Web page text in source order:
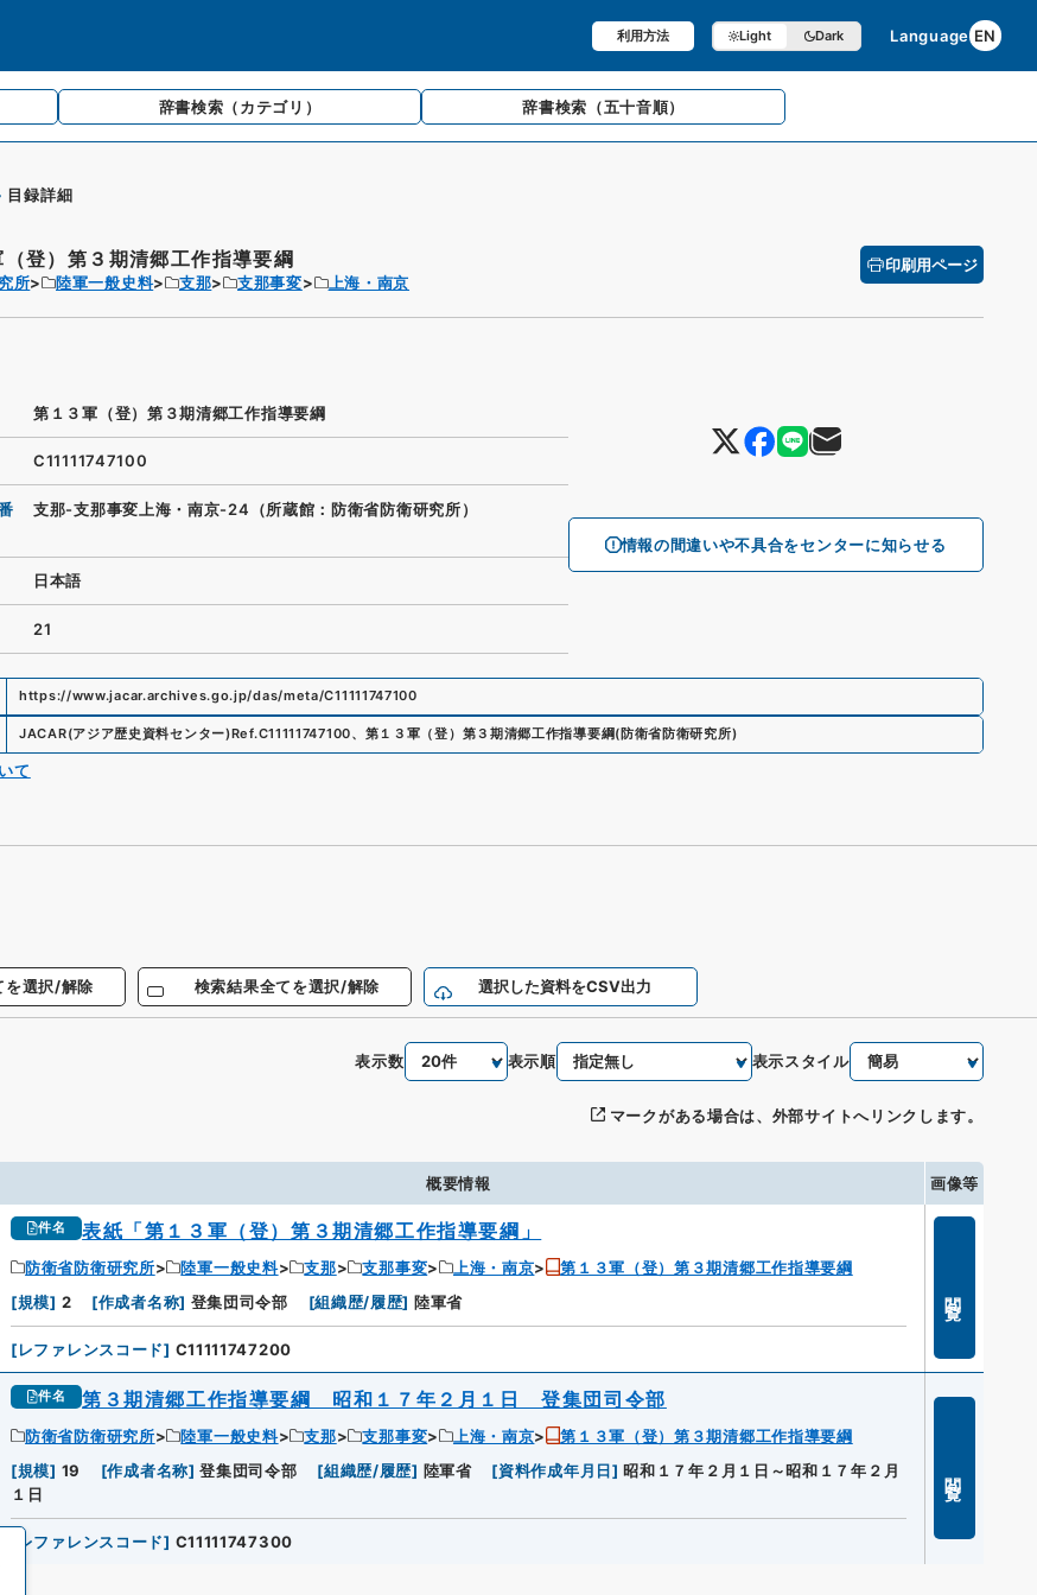
利用方法 Light Dark Language EN
辞書検索 （カテゴリ） 辞書検索 （五十音順）
目録詳細
登）第３期清郷工作指導要綱
所 陸軍一般史料 支那 支那事変 上海・南京
印刷用ページ
情報の間違いや不具合をセンターに知らせる
第１３軍（登）第３期清郷工作指導要綱
C11111747100
支那-支那事変上海・南京-24（所蔵館：防衛省防衛研究所）
日本語
21
https://www.jacar.archives.go.jp/das/meta/C11111747100
JACAR(アジア歴史資料センター)Ref.C11111747100、 第１３軍（登）第３期清郷工作指導要綱( 防衛省防衛研究所)
て
を選択/解除 検索結果全てを選択/解除 選択した資料をCSV出力
表示数 表示順 表示スタイル
マークがある場合は、外部サイトへリンクします。
概要情報 画像等
件名 表紙「第１３軍（登）第３期清郷工作指導要綱」
防衛省防衛研究所 陸軍一般史料 支那 支那事変 上海・南京
第１３軍（登）第３期清郷工作指導要綱
[規模] 2 [作成者名称] 登集団司令部 [組織歴/履歴] 陸軍省
[レファレンスコード] C11111747200
件名 第３期清郷工作指導要綱 昭和１７年２月１日 登集団司令部
防衛省防衛研究所 陸軍一般史料 支那 支那事変 上海・南京
第１３軍（登）第３期清郷工作指導要綱
[規模] 19 [作成者名称] 登集団司令部 [組織歴/履歴] 陸軍省 [資料作成年月日] 昭和１７年２月１日～昭和１７年２月
１日
レファレンスコード] C11111747300